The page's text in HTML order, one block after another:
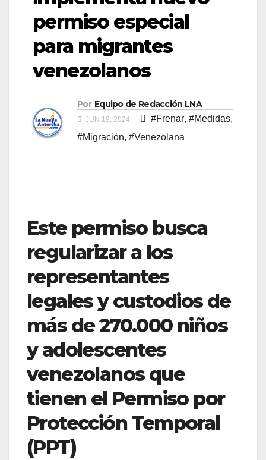
permiso especial
para migrantes
venezolanos
Por Equipo de Redacción LNA
JUN 19, 2024 #Frenar, #Medidas,
#Migración, #Venezolana
Este permiso busca
regularizar a los
representantes
legales y custodios de
más de 270.000 niños
y adolescentes
venezolanos que
tienen el Permiso por
Protección Temporal
(PPT)